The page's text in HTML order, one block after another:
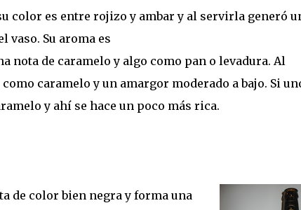
color es entre rojizo y ambar y al servirla generó
vaso. Su aroma es
nota de caramelo y algo como pan o levadura. Al
caramelo y un amargor moderado a bajo. Si
y ahí se hace un poco más rica.
de color bien negra y forma una